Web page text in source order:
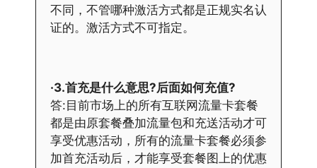
不同，不管哪种激活方式都是正规实名认
证的。激活方式不可指定。
·3.首充是什么意思?后面如何充值?
答:目前市场上的所有互联网流量卡套餐
都是由原套餐叠加流量包和充送活动才可
享受优惠活动，所有的流量卡套餐必须参
加首充活动后，才能享受套餐图上的优惠